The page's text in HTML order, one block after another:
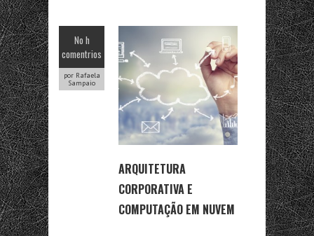
No h
comentrios
por Rafaela
Sampaio
ARQUITETURA
CORPORATIVA E
COMPUTAÇÃO EM NUVEM